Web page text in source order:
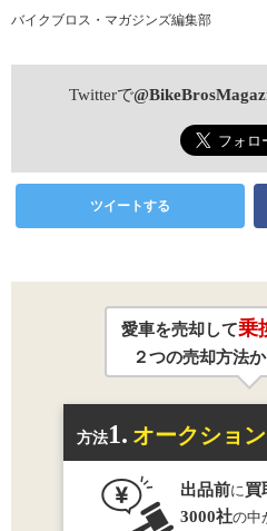
バイクブロス・マガジンズ編集部
Twitterで
ツイートする
愛車を売却して乗
２つの売却方法
方法1. オークション
出品前に買
3000社の中